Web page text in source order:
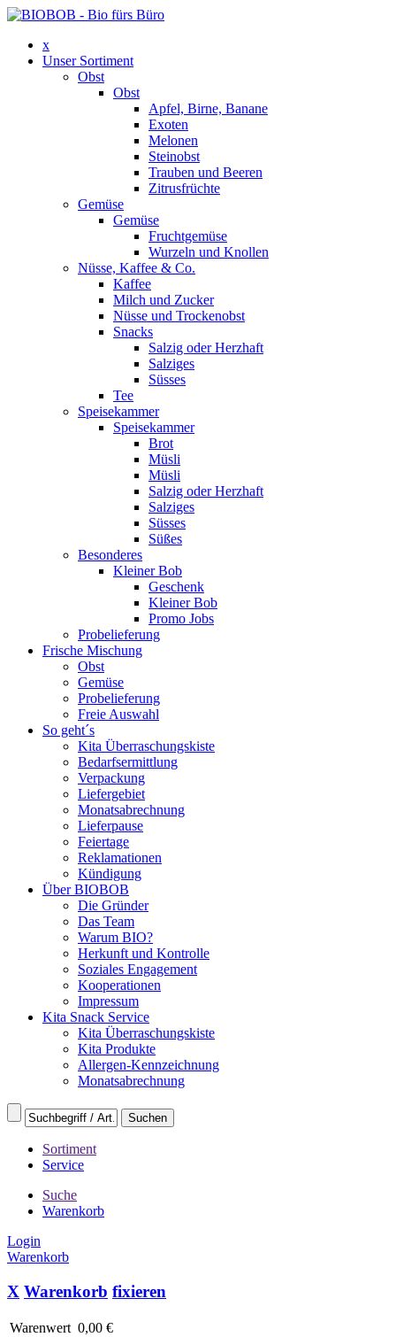
x
Unser Sortiment
Obst
Obst
Apfel, Birne, Banane
Exoten
Melonen
Steinobst
Trauben und Beeren
Zitrusfrüchte
Gemüse
Gemüse
Fruchtgemüse
Wurzeln und Knollen
Nüsse, Kaffee & Co.
Kaffee
Milch und Zucker
Nüsse und Trockenobst
Snacks
Salzig oder Herzhaft
Salziges
Süsses
Tee
Speisekammer
Speisekammer
Brot
Müsli
Müsli
Salzig oder Herzhaft
Salziges
Süsses
Süßes
Besonderes
Kleiner Bob
Geschenk
Kleiner Bob
Promo Jobs
Probelieferung
Frische Mischung
Obst
Gemüse
Probelieferung
Freie Auswahl
So geht´s
Kita Überraschungskiste
Bedarfsermittlung
Verpackung
Liefergebiet
Monatsabrechnung
Lieferpause
Feiertage
Reklamationen
Kündigung
Über BIOBOB
Die Gründer
Das Team
Warum BIO?
Herkunft und Kontrolle
Soziales Engagement
Kooperationen
Impressum
Kita Snack Service
Kita Überraschungskiste
Kita Produkte
Allergen-Kennzeichnung
Monatsabrechnung
Sortiment
Service
Suche
Warenkorb
Login
Warenkorb
X Warenkorb fixieren
Warenwert 0,00 €